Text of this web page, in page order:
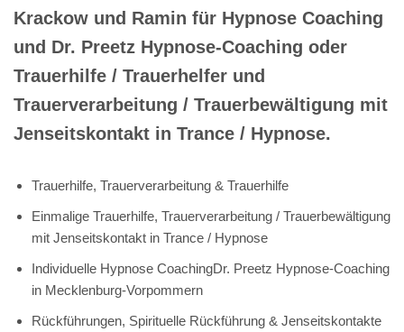
Krackow und Ramin für Hypnose Coaching
und Dr. Preetz Hypnose-Coaching oder
Trauerhilfe / Trauerhelfer und
Trauerverarbeitung / Trauerbewältigung mit
Jenseitskontakt in Trance / Hypnose.
Trauerhilfe, Trauerverarbeitung & Trauerhilfe
Einmalige Trauerhilfe, Trauerverarbeitung / Trauerbewältigung
mit Jenseitskontakt in Trance / Hypnose
Individuelle Hypnose CoachingDr. Preetz Hypnose-Coaching
in Mecklenburg-Vorpommern
Rückführungen, Spirituelle Rückführung & Jenseitskontakte